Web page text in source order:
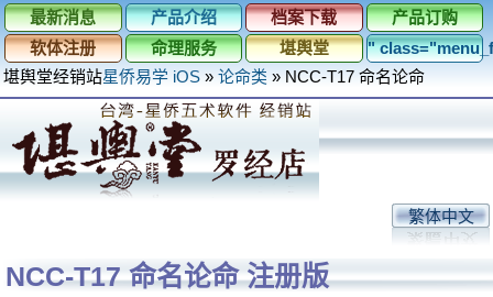
最新消息 产品介绍 档案下载
产品订购
软体注册
命理服务 堪舆堂
"
堪舆堂经销站星侨易学 iOS » 论命类 » NCC-T17 命名论命
繁体中文
NCC-T17 命名论命 注册版